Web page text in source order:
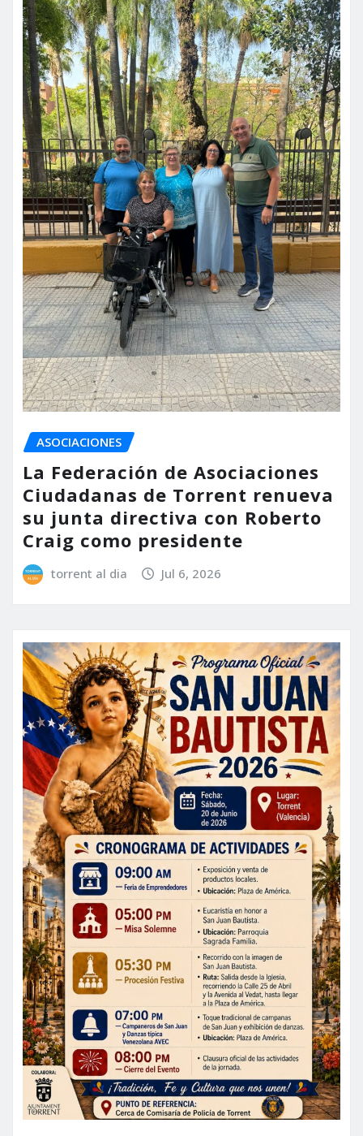
ASOCIACIONES
La Federación de Asociaciones
Ciudadanas de Torrent renueva
su junta directiva con Roberto
Craig como presidente
torrent al dia Jul 6, 2026